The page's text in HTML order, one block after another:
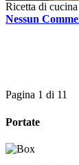
Ricetta di
Nessun
Pagina 1 di 11
Portate